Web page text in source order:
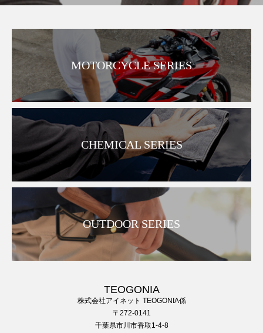
MOTORCYCLE SERIES
CHEMICAL SERIES
OUTDOOR SERIES
TEOGONIA
株式会社アイネット TEOGONIA係
〒272-0141
千葉県市川市香取1-4-8